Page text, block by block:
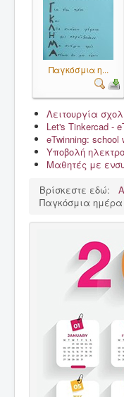
Παγκόσμια η...
Λειτουργία
Let's Tinkercad -
eTwinning: school
Υποβολή
Μαθητές με
Βρίσκεστε εδώ:
Παγκόσμια ημέρα